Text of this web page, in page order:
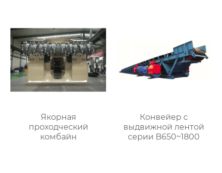
Якорная
проходческий
комбайн
Конвейер с
выдвижной лентой
серии B650~1800